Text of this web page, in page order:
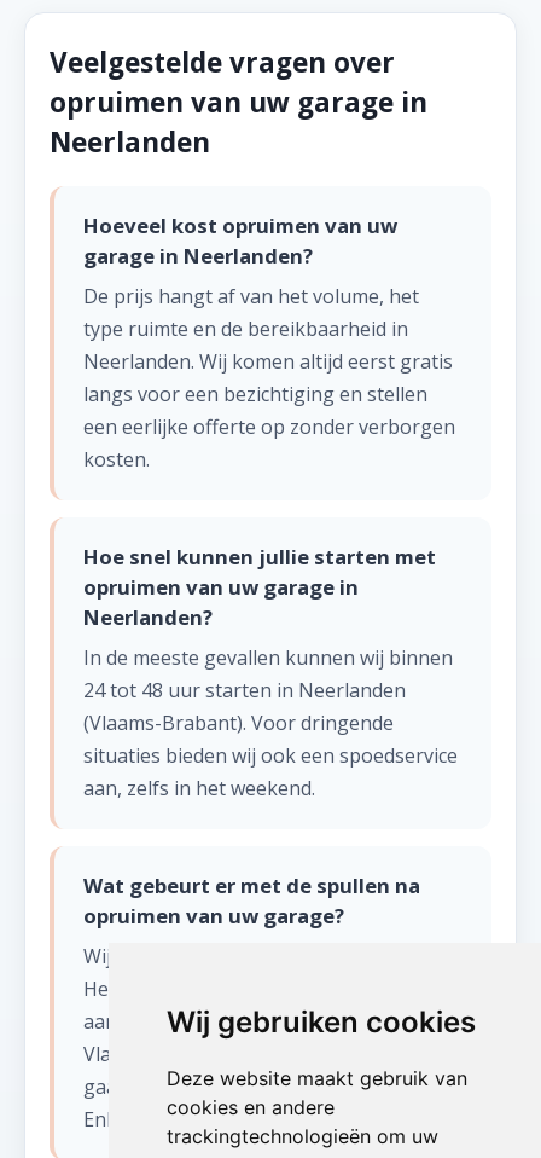
Wij gebruiken cookies
Deze website maakt gebruik van
cookies en andere
trackingtechnologieën om uw
Veelgestelde vragen over
opruimen van uw garage in
Neerlanden
Hoeveel kost opruimen van uw
garage in Neerlanden?
De prijs hangt af van het volume, het
type ruimte en de bereikbaarheid in
Neerlanden. Wij komen altijd eerst gratis
langs voor een bezichtiging en stellen
een eerlijke offerte op zonder verborgen
kosten.
Hoe snel kunnen jullie starten met
opruimen van uw garage in
Neerlanden?
In de meeste gevallen kunnen wij binnen
24 tot 48 uur starten in Neerlanden
(Vlaams-Brabant). Voor dringende
situaties bieden wij ook een spoedservice
aan, zelfs in het weekend.
Wat gebeurt er met de spullen na
opruimen van uw garage?
Wij sorteren alles zorgvuldig.
Herbruikbare items worden gedoneerd
aan kringloopwinkels en goede doelen in
Vlaams-Brabant. Recycleerbaar materiaal
gaat naar erkende verwerkingscentra.
Enkel restafval wordt afgevoerd.